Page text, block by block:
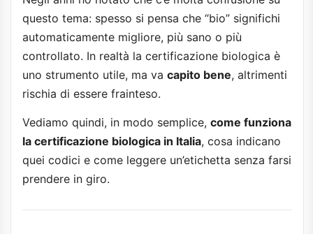
questo tema: spesso si pensa che “bio” significhi
automaticamente migliore, più sano o più
controllato. In realtà la certificazione biologica è
uno strumento utile, ma va capito bene, altrimenti
rischia di essere frainteso.
Vediamo quindi, in modo semplice, come funziona
la certificazione biologica in Italia, cosa indicano
quei codici e come leggere un’etichetta senza farsi
prendere in giro.